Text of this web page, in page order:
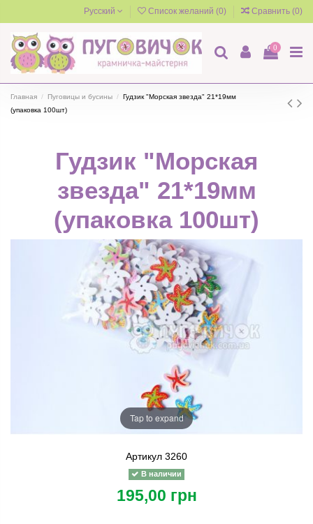
Русский Список желаний (0) Сравнить (0)
0
Главная Пуговицы и бусины
Гудзик "Морская звезда" 21*19мм
(упаковка 100шт)
Гудзик "Морская
звезда" 21*19мм
(упаковка 100шт)
Tap to expand
Артикул 3260
В наличии
195,00 грн